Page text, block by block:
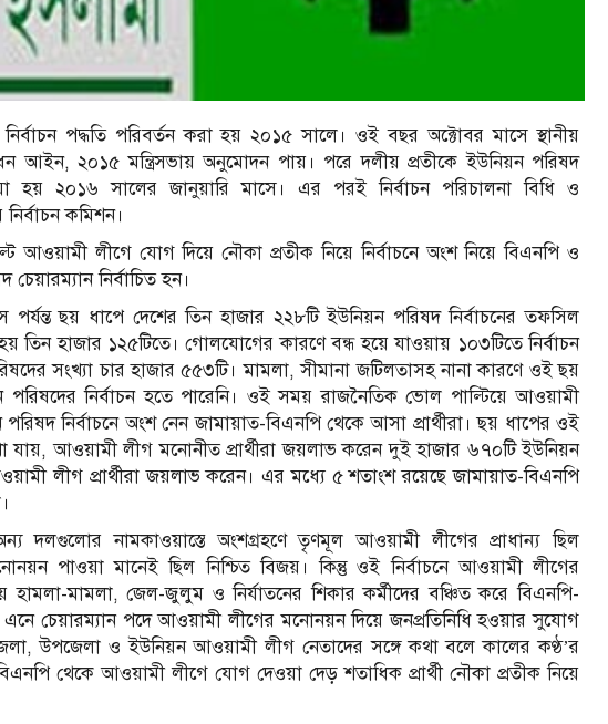
পদ্ধতি পরিবর্তন করা হয় ২০১৫ সালে। ওই বছর অক্টোবর মাসে স্থানীয়
আইন, ২০১৫ মন্ত্রিসভায় অনুমোদন পায়। পরে দলীয় প্রতীকে ইউনিয়ন পরিষদ
হয় ২০১৬ সালের জানুয়ারি মাসে। এর পরই নির্বাচন পরিচালনা বিধি ও
কমিশন।
লীগে যোগ দিয়ে নৌকা প্রতীক নিয়ে নির্বাচনে অংশ নিয়ে বিএনপি ও
চেয়ারম্যান নির্বাচিত হন।
ছয় ধাপে দেশের তিন হাজার ২২৮টি ইউনিয়ন পরিষদ নির্বাচনের তফসিল
তিন হাজার ১২৫টিতে। গোলযোগের কারণে বন্ধ হয়ে যাওয়ায় ১০৩টিতে নির্বাচন
সংখ্যা চার হাজার ৫৫৩টি। মামলা, সীমানা জটিলতাসহ নানা কারণে ওই ছয়
নির্বাচন হতে পারেনি। ওই সময় রাজনৈতিক ভোল পাল্টিয়ে আওয়ামী
নির্বাচনে অংশ নেন জামায়াত-বিএনপি থেকে আসা প্রার্থীরা। ছয় ধাপের ওই
যায়, আওয়ামী লীগ মনোনীত প্রার্থীরা জয়লাভ করেন দুই হাজার ৬৭০টি ইউনিয়ন
লীগ প্রার্থীরা জয়লাভ করেন। এর মধ্যে ৫ শতাংশ রয়েছে জামায়াত-বিএনপি
দলগুলোর নামকাওয়াস্তে অংশগ্রহণে তৃণমূল আওয়ামী লীগের প্রাধান্য ছিল
পাওয়া মানেই ছিল নিশ্চিত বিজয়। কিন্তু ওই নির্বাচনে আওয়ামী লীগের
হামলা-মামলা, জেল-জুলুম ও নির্যাতনের শিকার কর্মীদের বঞ্চিত করে বিএনপি-
এনে চেয়ারম্যান পদে আওয়ামী লীগের মনোনয়ন দিয়ে জনপ্রতিনিধি হওয়ার সুযোগ
উপজেলা ও ইউনিয়ন আওয়ামী লীগ নেতাদের সঙ্গে কথা বলে কালের কণ্ঠ’র
থেকে আওয়ামী লীগে যোগ দেওয়া দেড় শতাধিক প্রার্থী নৌকা প্রতীক নিয়ে